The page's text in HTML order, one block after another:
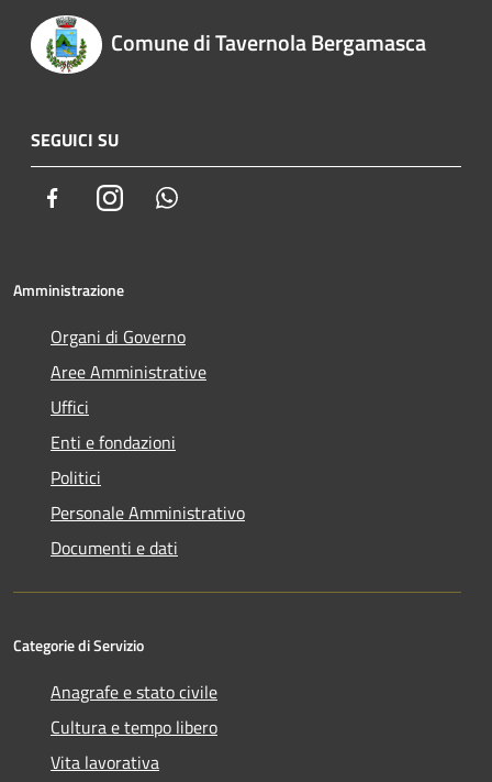
Comune di Tavernola Bergamasca
SEGUICI SU
FacebookInstagram
Amministrazione
Organi di Governo
Aree Amministrative
Uffici
Enti e fondazioni
Politici
Personale Amministrativo
Documenti e dati
Categorie di Servizio
Anagrafe e stato civile
Cultura e tempo libero
Vita lavorativa